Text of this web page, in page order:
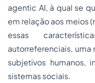
agentic AI, à qual se
em relação aos meios
essas
autorreferenciais, uma
subjetivos humanos,
sistemas sociais.